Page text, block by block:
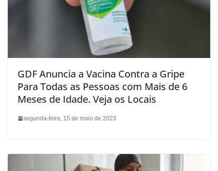
GDF Anuncia a Vacina Contra a Gripe
Para Todas as Pessoas com Mais de 6
Meses de Idade. Veja os Locais
segunda-feira, 15 de maio de 2023